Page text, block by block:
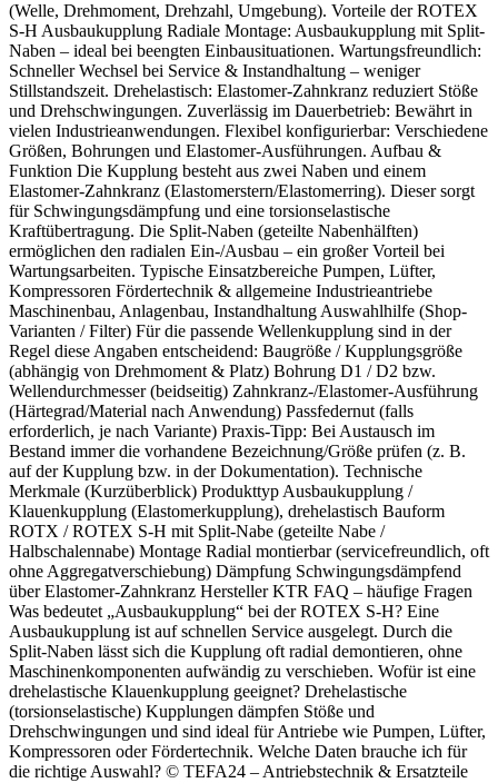
(Welle, Drehmoment, Drehzahl, Umgebung). Vorteile der ROTEX
S-H Ausbaukupplung Radiale Montage: Ausbaukupplung mit Split-
Naben – ideal bei beengten Einbausituationen. Wartungsfreundlich:
Schneller Wechsel bei Service & Instandhaltung – weniger
Stillstandszeit. Drehelastisch: Elastomer-Zahnkranz reduziert Stöße
und Drehschwingungen. Zuverlässig im Dauerbetrieb: Bewährt in
vielen Industrieanwendungen. Flexibel konfigurierbar: Verschiedene
Größen, Bohrungen und Elastomer-Ausführungen. Aufbau &
Funktion Die Kupplung besteht aus zwei Naben und einem
Elastomer-Zahnkranz (Elastomerstern/Elastomerring). Dieser sorgt
für Schwingungsdämpfung und eine torsionselastische
Kraftübertragung. Die Split-Naben (geteilte Nabenhälften)
ermöglichen den radialen Ein-/Ausbau – ein großer Vorteil bei
Wartungsarbeiten. Typische Einsatzbereiche Pumpen, Lüfter,
Kompressoren Fördertechnik & allgemeine Industrieantriebe
Maschinenbau, Anlagenbau, Instandhaltung Auswahlhilfe (Shop-
Varianten / Filter) Für die passende Wellenkupplung sind in der
Regel diese Angaben entscheidend: Baugröße / Kupplungsgröße
(abhängig von Drehmoment & Platz) Bohrung D1 / D2 bzw.
Wellendurchmesser (beidseitig) Zahnkranz-/Elastomer-Ausführung
(Härtegrad/Material nach Anwendung) Passfedernut (falls
erforderlich, je nach Variante) Praxis-Tipp: Bei Austausch im
Bestand immer die vorhandene Bezeichnung/Größe prüfen (z. B.
auf der Kupplung bzw. in der Dokumentation). Technische
Merkmale (Kurzüberblick) Produkttyp Ausbaukupplung /
Klauenkupplung (Elastomerkupplung), drehelastisch Bauform
ROTX / ROTEX S-H mit Split-Nabe (geteilte Nabe /
Halbschalennabe) Montage Radial montierbar (servicefreundlich, oft
ohne Aggregatverschiebung) Dämpfung Schwingungsdämpfend
über Elastomer-Zahnkranz Hersteller KTR FAQ – häufige Fragen
Was bedeutet „Ausbaukupplung“ bei der ROTEX S-H? Eine
Ausbaukupplung ist auf schnellen Service ausgelegt. Durch die
Split-Naben lässt sich die Kupplung oft radial demontieren, ohne
Maschinenkomponenten aufwändig zu verschieben. Wofür ist eine
drehelastische Klauenkupplung geeignet? Drehelastische
(torsionselastische) Kupplungen dämpfen Stöße und
Drehschwingungen und sind ideal für Antriebe wie Pumpen, Lüfter,
Kompressoren oder Fördertechnik. Welche Daten brauche ich für
die richtige Auswahl? © TEFA24 – Antriebstechnik & Ersatzteile